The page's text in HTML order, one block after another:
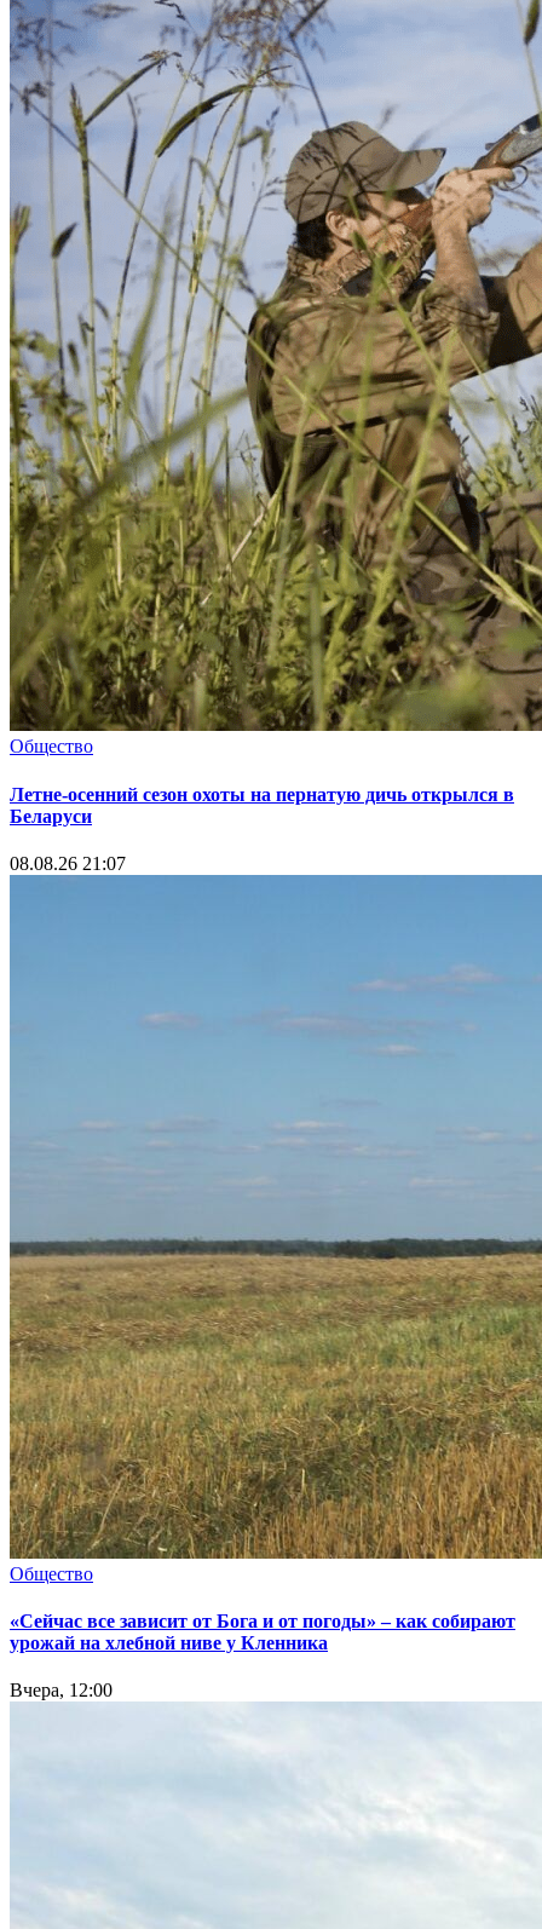
Общество
Летне-осенний сезон охоты на пернатую дичь открылся в
Беларуси
08.08.26 21:07
Общество
«Сейчас все зависит от Бога и от погоды» – как собирают
урожай на хлебной ниве у Кленника
Вчера, 12:00